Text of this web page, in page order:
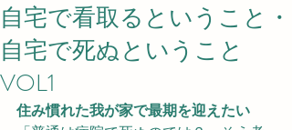
自宅で看取るということ・
自宅で死ぬということ
VOL1
住み慣れた我が家で最期を迎えたい